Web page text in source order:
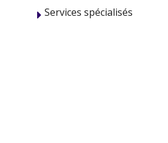
Services spécialisés